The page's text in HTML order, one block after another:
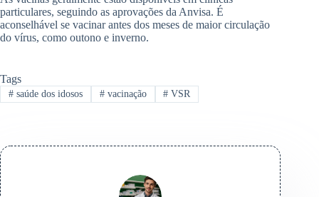
particulares, seguindo as aprovações da Anvisa. É
aconselhável se vacinar antes dos meses de maior circulação
do vírus, como outono e inverno.
Tags
#saúde dos idosos #vacinação # VSR